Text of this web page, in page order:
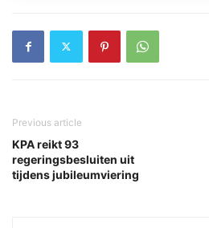
Previous article
KPA reikt 93
regeringsbesluiten uit
tijdens jubileumviering